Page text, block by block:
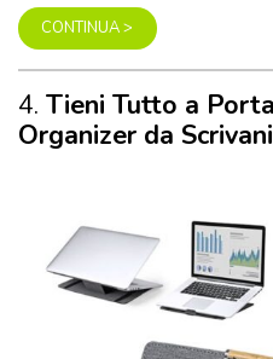
CONTINUA >
4. Tieni Tutto a
Organizer da